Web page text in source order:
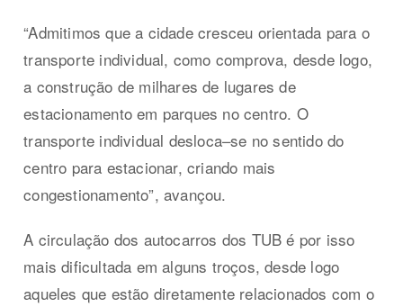
“Admitimos que a cidade cresceu orientada para o
transporte individual, como comprova, desde logo,
a construção de milhares de lugares de
estacionamento em parques no centro. O
transporte individual desloca–se no sentido do
centro para estacionar, criando mais
congestionamento”, avançou.
A circulação dos autocarros dos TUB é por isso
mais dificultada em alguns troços, desde logo
aqueles que estão diretamente relacionados com o